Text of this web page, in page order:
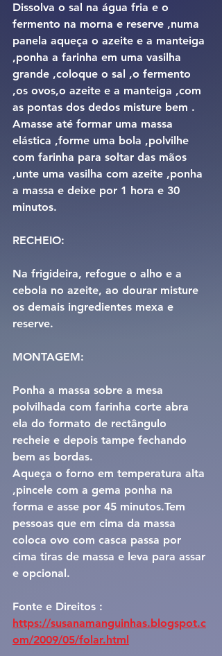
Dissolva o sal na água fria e o
fermento na morna e reserve ,numa
panela aqueça o azeite e a manteiga
,ponha a farinha em uma vasilha
grande ,coloque o sal ,o fermento
,os ovos,o azeite e a manteiga ,com
as pontas dos dedos misture bem .
Amasse até formar uma massa
elástica ,forme uma bola ,polvilhe
com farinha para soltar das mãos
,unte uma vasilha com azeite ,ponha
a massa e deixe por 1 hora e 30
minutos.
RECHEIO:
Na frigideira, refogue o alho e a
cebola no azeite, ao dourar misture
os demais ingredientes mexa e
reserve.
MONTAGEM:
Ponha a massa sobre a mesa
polvilhada com farinha corte abra
ela do formato de rectângulo
recheie e depois tampe fechando
bem as bordas.
Aqueça o forno em temperatura alta
,pincele com a gema ponha na
forma e asse por 45 minutos.Tem
pessoas que em cima da massa
coloca ovo com casca passa por
cima tiras de massa e leva para assar
e opcional.
Fonte e Direitos :
https://susanamanguinhas.blogspot.c
om/2009/05/folar.html